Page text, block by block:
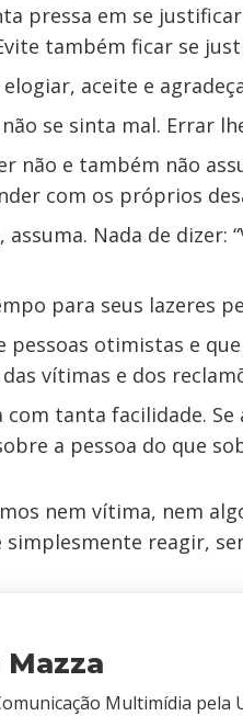
pressa em se
também ficar se
elogiar, aceite e
se sinta mal. Errar
não e também não
com os próprios
assuma. Nada de dizer:
para seus lazeres
pessoas otimistas e
vítimas e dos
com tanta facilidade.
a pessoa do que
nem vítima, nem
simplesmente reagir,
Mazza
Multimídia pela